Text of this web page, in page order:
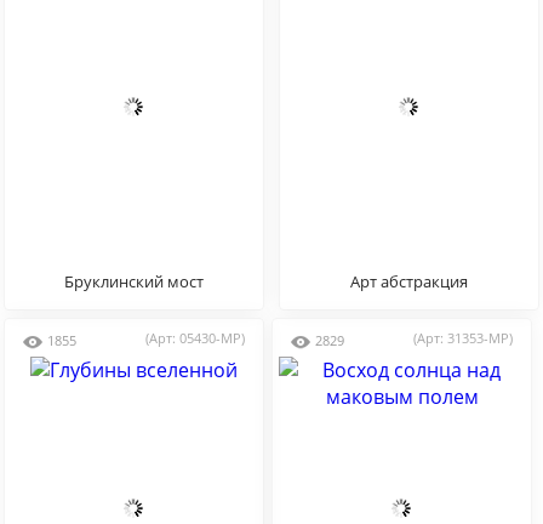
Бруклинский мост Арт абстракция
1855 (Арт: 05430-MP) 2829 (Арт: 31353-MP)